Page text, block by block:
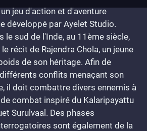
jeu d'action et d'aventure
développé par Ayelet Studio.
le sud de l'Inde, au 11ème siècle,
récit de Rajendra Chola, un jeune
de son héritage. Afin de
conflits menaçant son
il doit combattre divers ennemis à
combat inspiré du Kalaripayattu
Surulvaal. Des phases
sont également de la